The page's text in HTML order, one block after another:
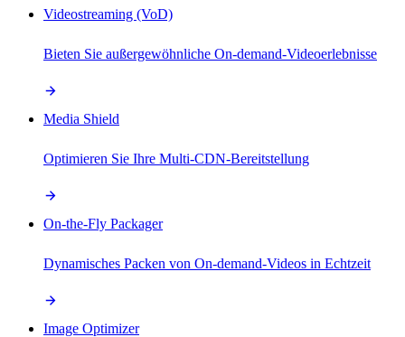
Videostreaming (VoD)
Bieten Sie außergewöhnliche On-demand-Videoerlebnisse
Media Shield
Optimieren Sie Ihre Multi-CDN-Bereitstellung
On-the-Fly Packager
Dynamisches Packen von On-demand-Videos in Echtzeit
Image Optimizer